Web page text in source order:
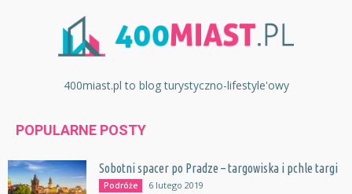
400miast.pl to blog turystyczno-lifestyle'owy
POPULARNE POSTY
Sobotni spacer po Pradze – targowiska i pchle targi
Podróże 6 lutego 2019